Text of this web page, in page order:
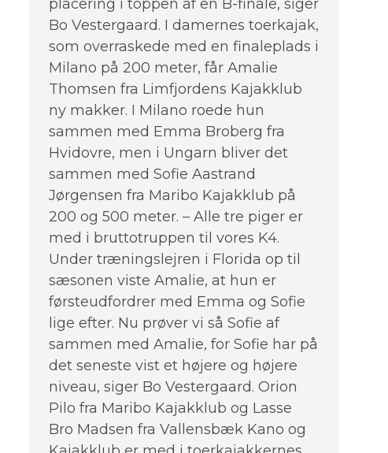
placering i toppen af en B-finale, siger
Bo Vestergaard. I damernes toerkajak,
som overraskede med en finaleplads i
Milano på 200 meter, får Amalie
Thomsen fra Limfjordens Kajakklub
ny makker. I Milano roede hun
sammen med Emma Broberg fra
Hvidovre, men i Ungarn bliver det
sammen med Sofie Aastrand
Jørgensen fra Maribo Kajakklub på
200 og 500 meter. – Alle tre piger er
med i bruttotruppen til vores K4.
Under træningslejren i Florida op til
sæsonen viste Amalie, at hun er
førsteudfordrer med Emma og Sofie
lige efter. Nu prøver vi så Sofie af
sammen med Amalie, for Sofie har på
det seneste vist et højere og højere
niveau, siger Bo Vestergaard. Orion
Pilo fra Maribo Kajakklub og Lasse
Bro Madsen fra Vallensbæk Kano og